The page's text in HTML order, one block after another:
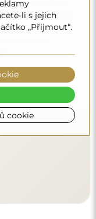
z
aby měly neutrální
prostředkům
– díky tomu
let.
li s jejich
„Přijmout“.
cookie